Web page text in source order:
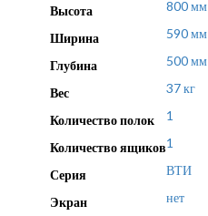
Высота 800 мм
Ширина 590 мм
Глубина 500 мм
Вес 37 кг
Количество полок 1
Количество ящиков1
Серия ВТИ
Экран нет